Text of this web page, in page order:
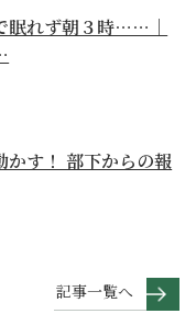
眠れず朝３時……｜
かす！ 部下からの報
記事一覧へ